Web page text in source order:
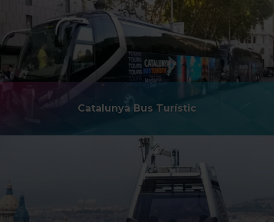
Catalunya Bus Turístic